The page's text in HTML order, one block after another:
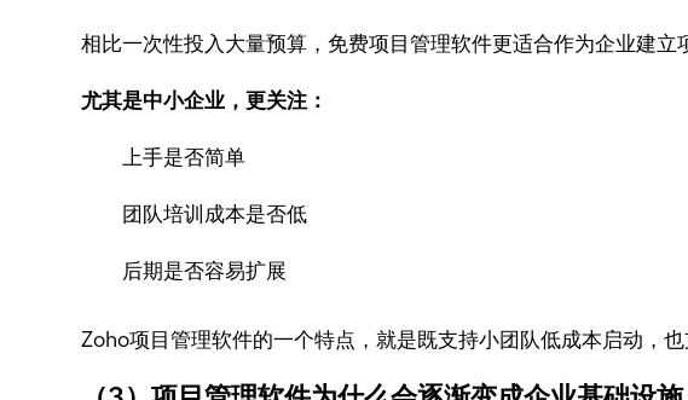
相比一次性投入大量预算，免费项目管理软件更适合作为企业建立
尤其是中小企业，更关注：
上手是否简单
团队培训成本是否低
后期是否容易扩展
Zoho项目管理软件的一个特点，就是既支持小团队低成本启动，